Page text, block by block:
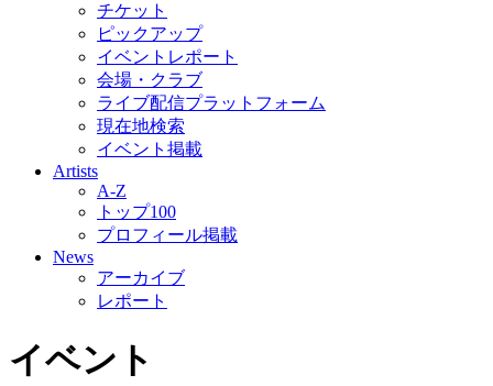
チケット
ピックアップ
イベントレポート
会場・クラブ
ライブ配信プラットフォーム
現在地検索
イベント掲載
Artists
A-Z
トップ100
プロフィール掲載
News
アーカイブ
レポート
イベント